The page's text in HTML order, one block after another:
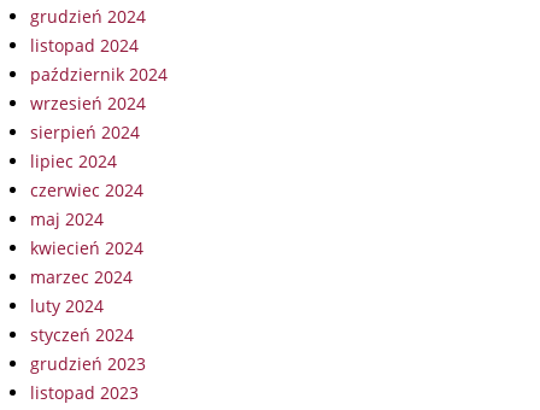
grudzień 2024
listopad 2024
październik 2024
wrzesień 2024
sierpień 2024
lipiec 2024
czerwiec 2024
maj 2024
kwiecień 2024
marzec 2024
luty 2024
styczeń 2024
grudzień 2023
listopad 2023